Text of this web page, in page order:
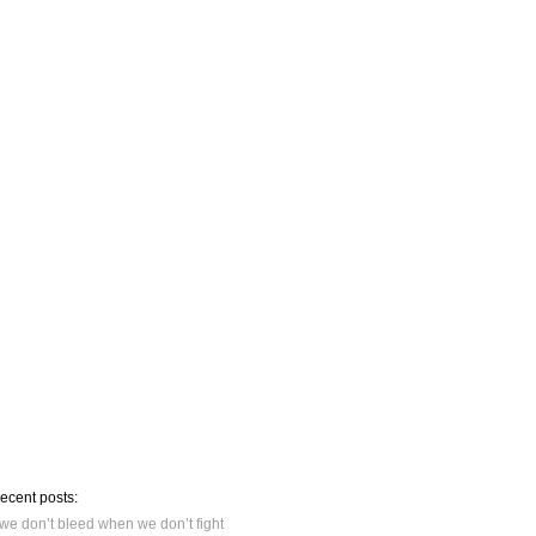
posts:
we don’t bleed when we don’t fight